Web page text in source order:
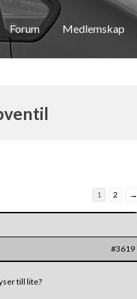
Forum Medlemskap
1 2 →
#3619
till lite?